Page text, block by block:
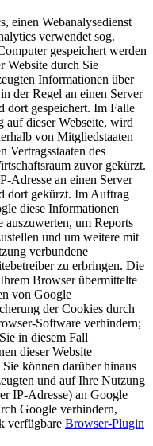
einen Webanalysedienst
verwendet sog.
gespeichert werden
Website durch Sie
Informationen über
der Regel an einen Server
dort gespeichert. Im Falle
dieser Webseite, wird
von Mitgliedstaaten
Vertragsstaaten des
zuvor gekürzt.
Adresse an einen Server
dort gekürzt. Im Auftrag
diese Informationen
auszuwerten, um Reports
und um weitere mit
verbundene
zu erbringen. Die
Browser übermittelte
von Google
der Cookies durch
Software verhindern;
in diesem Fall
dieser Website
können darüber hinaus
und auf Ihre Nutzung
IP-Adresse) an Google
Google verhindern,
verfügbare Browser-Plugin